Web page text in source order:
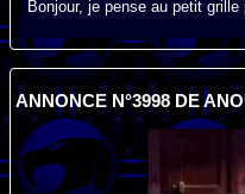
Bonjour, je pense au petit grille
ANNONCE N°3998 DE